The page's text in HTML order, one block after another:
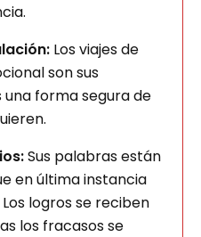
Los viajes de
son sus
forma segura de
Sus palabras están
en última instancia
logros se reciben
los fracasos se